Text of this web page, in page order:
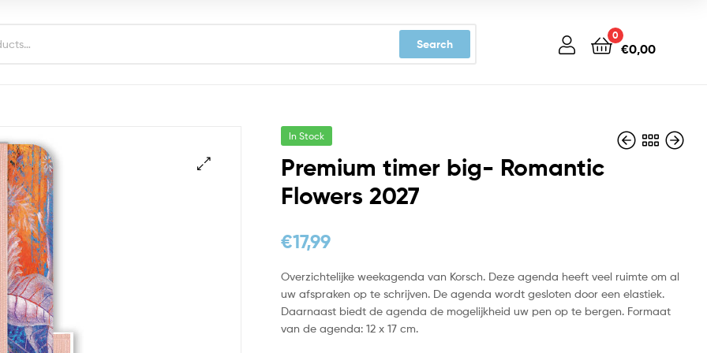
Search
0
€0,00
In Stock
Premium timer big- Romantic
Flowers 2027
€17,99
Overzichtelijke weekagenda van Korsch. Deze agenda heeft veel ruimte om al
uw afspraken op te schrijven. De agenda wordt gesloten door een elastiek.
Daarnaast biedt de agenda de mogelijkheid uw pen op te bergen. Formaat
van de agenda: 12 x 17 cm.